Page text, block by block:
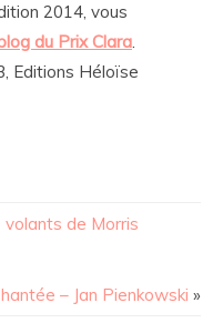
2014, vous
du Prix Clara.
Editions Héloïse
de Morris
– Jan Pienkowski »